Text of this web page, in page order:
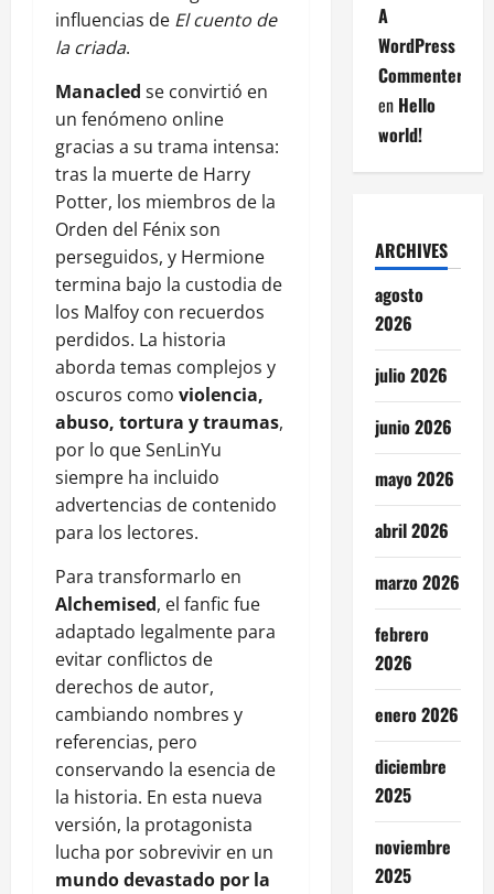
influencias de El cuento de
la criada.
Manacled se convirtió en
un fenómeno online
gracias a su trama intensa:
tras la muerte de Harry
Potter, los miembros de la
Orden del Fénix son
perseguidos, y Hermione
termina bajo la custodia de
los Malfoy con recuerdos
perdidos. La historia
aborda temas complejos y
oscuros como violencia,
abuso, tortura y traumas,
por lo que SenLinYu
siempre ha incluido
advertencias de contenido
para los lectores.
Para transformarlo en
Alchemised, el fanfic fue
adaptado legalmente para
evitar conflictos de
derechos de autor,
cambiando nombres y
referencias, pero
conservando la esencia de
la historia. En esta nueva
versión, la protagonista
lucha por sobrevivir en un
mundo devastado por la
A
WordPress
Commenter
en Hello
world!
ARCHIVES
agosto
2026
julio 2026
junio 2026
mayo 2026
abril 2026
marzo 2026
febrero
2026
enero 2026
diciembre
2025
noviembre
2025